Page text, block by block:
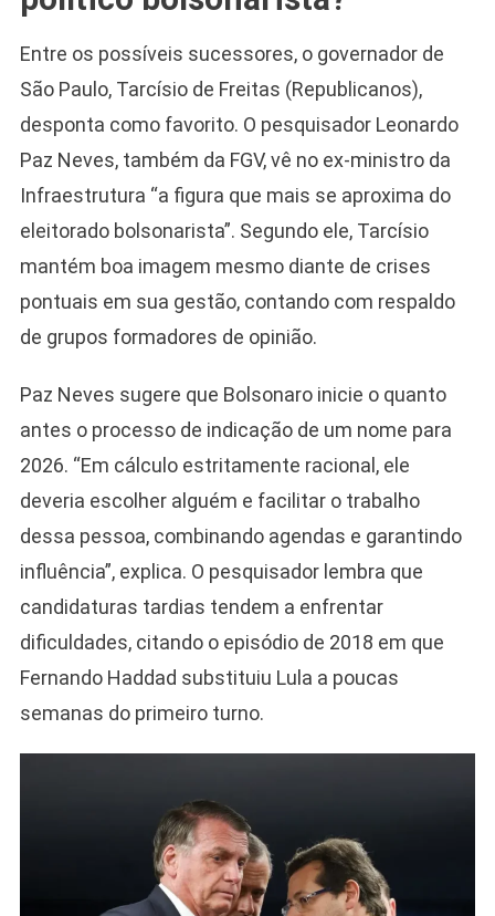
Entre os possíveis sucessores, o governador de
São Paulo, Tarcísio de Freitas (Republicanos),
desponta como favorito. O pesquisador Leonardo
Paz Neves, também da FGV, vê no ex-ministro da
Infraestrutura “a figura que mais se aproxima do
eleitorado bolsonarista”. Segundo ele, Tarcísio
mantém boa imagem mesmo diante de crises
pontuais em sua gestão, contando com respaldo
de grupos formadores de opinião.
Paz Neves sugere que Bolsonaro inicie o quanto
antes o processo de indicação de um nome para
2026. “Em cálculo estritamente racional, ele
deveria escolher alguém e facilitar o trabalho
dessa pessoa, combinando agendas e garantindo
influência”, explica. O pesquisador lembra que
candidaturas tardias tendem a enfrentar
dificuldades, citando o episódio de 2018 em que
Fernando Haddad substituiu Lula a poucas
semanas do primeiro turno.